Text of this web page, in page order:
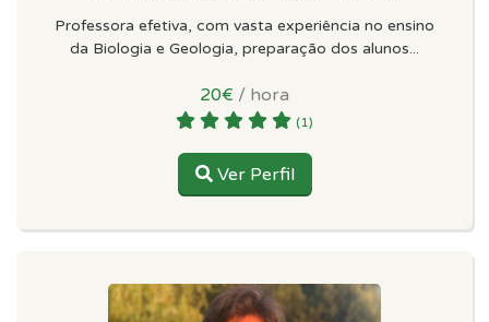
Professora efetiva, com vasta experiência no ensino
da Biologia e Geologia, preparação dos alunos...
20€ / hora
(1)
Ver Perfil